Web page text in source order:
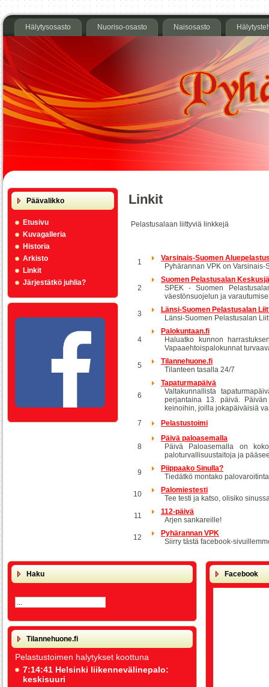
Hälytysosasto Nuoriso-osasto Naisosasto
Päävalikko
Etusivu
Kuvagalleria
Historia
Arkisto
Linkit
Järjestätkö juhlia?
Linkit
Pelastusalaan liittyviä linkkejä
1
Varsinais-Suomen
Pyhärannan VPK on
2
Suomen Pelastusalan
SPEK - Suomen
väestönsuojelun ja
3
Länsi-Suomen Pelastusalan
Länsi-Suomen Pelastusalan
4
Palokuntaan.fi
Haluatko kunnon
Vapaaehtoispalokunnat
5
Tilannehuone.fi
Tilanteen tasalla 24/7
6
Tapaturmapäivä
Valtakunnallista
perjantaina 13. päivä.
keinoihin, joilla jokapäiväisiä
7
Pelastustoimi
8
Päivä paloasemalla
Päivä Paloasemalla on
paloturvallisuustaitoja ja
9
Piippaako Sinulla?
Tiedätkö montako
10
Palomiestesti
Tee testi ja katso, olisiko
11
112-päivä
Arjen sankareille!
12
Pyhärannan VPK
Siirry tästä facebook-
Haku
Tilannehuone.fi
Pelastustoimen halytykset koottuna
7:14:41 Helsinki liikennevälinepalo:
keskisuuri
Facebook